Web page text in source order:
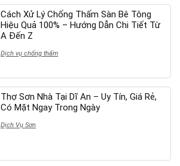
Cách Xử Lý Chống Thấm Sàn Bê Tông
Hiệu Quả 100% – Hướng Dẫn Chi Tiết Từ
A Đến Z
Dịch vụ chống thấm
Thợ Sơn Nhà Tại Dĩ An – Uy Tín, Giá Rẻ,
Có Mặt Ngay Trong Ngày
Dịch Vụ Sơn